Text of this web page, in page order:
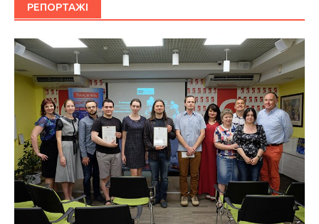
РЕПОРТАЖІ